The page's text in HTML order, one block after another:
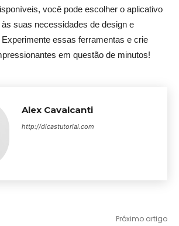
você pode escolher o aplicativo
suas necessidades de design e
essas ferramentas e crie
em questão de minutos!
Alex Cavalcanti
http://dicastutorial.com
Próximo artigo